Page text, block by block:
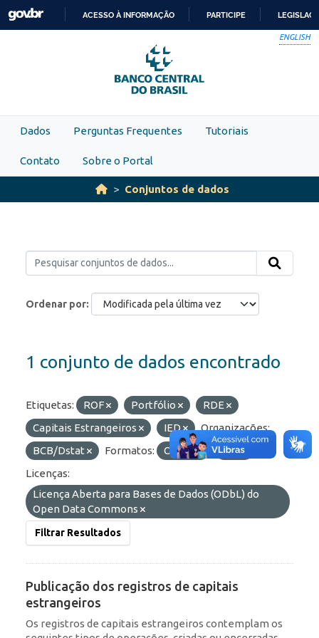
Skip to main content
PARA
O
CONTEÚDO
ACESSO À INFORMAÇÃO PARTICIPE
ENGLISH
Dados Perguntas Frequentes Tutoriais
Contato Sobre o Portal
Conjuntos de dados
Ordenar por
1 conjunto de dados encontrado
Etiquetas: ROF Portfólio
RDE
Capitais Estrangeiros
IED
Organizações:
BCB/Dstat
Formatos: OData
API
Licenças:
Licença Aberta para Bases de Dados (ODbL) do
Open Data Commons
Filtrar Resultados
Publicação dos registros de capitais
estrangeiros
Os registros de capitais estrangeiros contemplam os